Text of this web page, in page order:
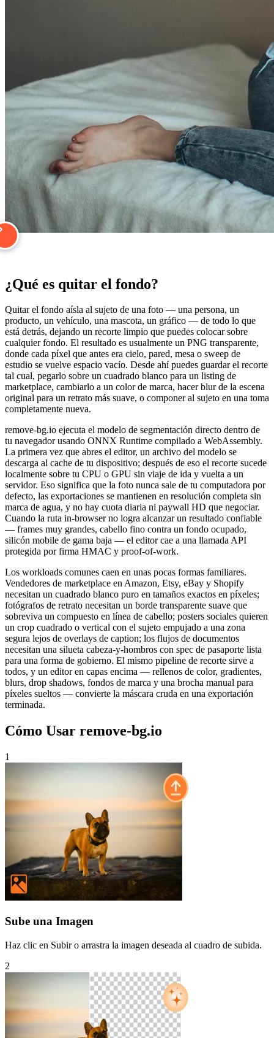
¿Qué es quitar el fondo?
Quitar el fondo aísla al sujeto de una foto — una persona, un
producto, un vehículo, una mascota, un gráfico — de todo lo que
está detrás, dejando un recorte limpio que puedes colocar sobre
cualquier fondo. El resultado es usualmente un PNG transparente,
donde cada píxel que antes era cielo, pared, mesa o sweep de
estudio se vuelve espacio vacío. Desde ahí puedes guardar el recorte
tal cual, pegarlo sobre un cuadrado blanco para un listing de
marketplace, cambiarlo a un color de marca, hacer blur de la escena
original para un retrato más suave, o componer al sujeto en una toma
completamente nueva.
remove-bg.io ejecuta el modelo de segmentación directo dentro de
tu navegador usando ONNX Runtime compilado a WebAssembly.
La primera vez que abres el editor, un archivo del modelo se
descarga al cache de tu dispositivo; después de eso el recorte sucede
localmente sobre tu CPU o GPU sin viaje de ida y vuelta a un
servidor. Eso significa que la foto nunca sale de tu computadora por
defecto, las exportaciones se mantienen en resolución completa sin
marca de agua, y no hay cuota diaria ni paywall HD que negociar.
Cuando la ruta in-browser no logra alcanzar un resultado confiable
— frames muy grandes, cabello fino contra un fondo ocupado,
silicón mobile de gama baja — el editor cae a una llamada API
protegida por firma HMAC y proof-of-work.
Los workloads comunes caen en unas pocas formas familiares.
Vendedores de marketplace en Amazon, Etsy, eBay y Shopify
necesitan un cuadrado blanco puro en tamaños exactos en píxeles;
fotógrafos de retrato necesitan un borde transparente suave que
sobreviva un compuesto en línea de cabello; posters sociales quieren
un crop cuadrado o vertical con el sujeto empujado a una zona
segura lejos de overlays de caption; los flujos de documentos
necesitan una silueta cabeza-y-hombros con spec de pasaporte lista
para una forma de gobierno. El mismo pipeline de recorte sirve a
todos, y un editor en capas encima — rellenos de color, gradientes,
blurs, drop shadows, fondos de marca y una brocha manual para
píxeles sueltos — convierte la máscara cruda en una exportación
terminada.
Cómo Usar remove-bg.io
1
Sube una Imagen
Haz clic en Subir o arrastra la imagen deseada al cuadro de subida.
2